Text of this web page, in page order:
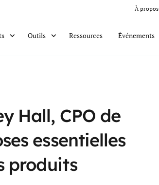
À propos
Outils Ressources Événements
Hall, CPO de
essentielles
produits